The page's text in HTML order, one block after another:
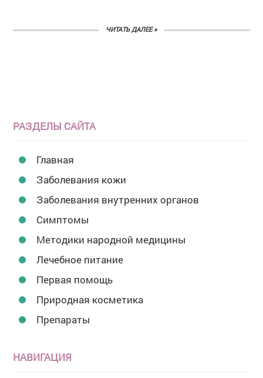
ЧИТАТЬ ДАЛЕЕ »
РАЗДЕЛЫ САЙТА
Главная
Заболевания кожи
Заболевания внутренних органов
Симптомы
Методики народной медицины
Лечебное питание
Первая помощь
Природная косметика
Препараты
НАВИГАЦИЯ